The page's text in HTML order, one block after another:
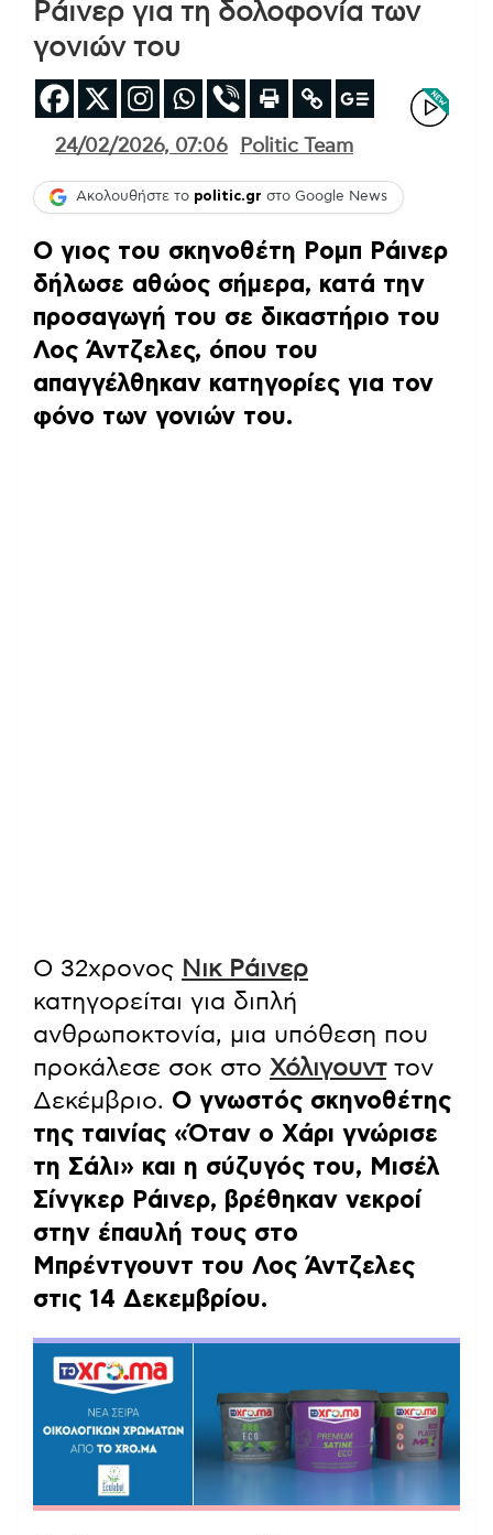
Ράινερ για τη δολοφονία των
γονιών του
24/02/2026, 07:06 Politic Team
Ακολουθήστε το politic.gr στο Google News
Ο γιος του σκηνοθέτη Ρομπ Ράινερ
δήλωσε αθώος σήμερα, κατά την
προσαγωγή του σε δικαστήριο του
Λος Άντζελες, όπου του
απαγγέλθηκαν κατηγορίες για τον
φόνο των γονιών του.
Ο 32χρονος Νικ Ράινερ
κατηγορείται για διπλή
ανθρωποκτονία, μια υπόθεση που
προκάλεσε σοκ στο Χόλιγουνττον
Δεκέμβριο. Ο γνωστός σκηνοθέτης
της ταινίας «Όταν ο Χάρι γνώρισε
τη Σάλι» και η σύζυγός του, Μισέλ
Σίνγκερ Ράινερ, βρέθηκαν νεκροί
στην έπαυλή τους στο
Μπρέντγουντ του Λος Άντζελες
στις 14 Δεκεμβρίου.